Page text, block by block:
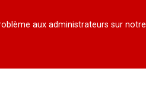
aux administrateurs sur notre